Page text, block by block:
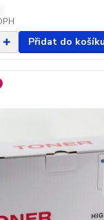
Přidat do košíku